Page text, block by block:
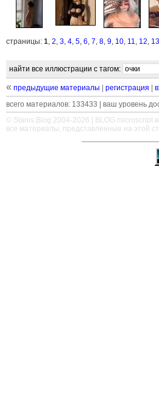
страницы: 1, 2, 3, 4, 5, 6, 7, 8, 9, 10, 11, 12, 13
найти все иллюстрации с тагом:
« предыдущие материалы регистрация
всего материалов: 133433 | ваш уровень
© Stanis.Blog 2004-2026 |
BLOG.microscript
все материалы, представленные на этой
————————